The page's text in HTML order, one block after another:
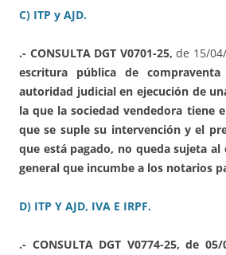
C) ITP y AJD.
.- CONSULTA DGT V0701-25, de 15/
escritura pública de
autoridad judicial en ejecución de
la que la sociedad vendedora tiene
que se suple su intervención y el
que está pagado, no queda sujeta
general que incumbe a los notarios
D) ITP Y AJD, IVA E IRPF.
.- CONSULTA DGT V0774-25, de